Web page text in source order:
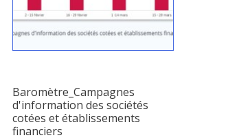
Baromètre_Campagnes
d'information des sociétés
cotées et établissements
financiers